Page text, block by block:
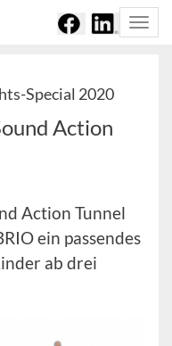
Special 2020
Action
Action Tunnel
ein passendes
ab drei